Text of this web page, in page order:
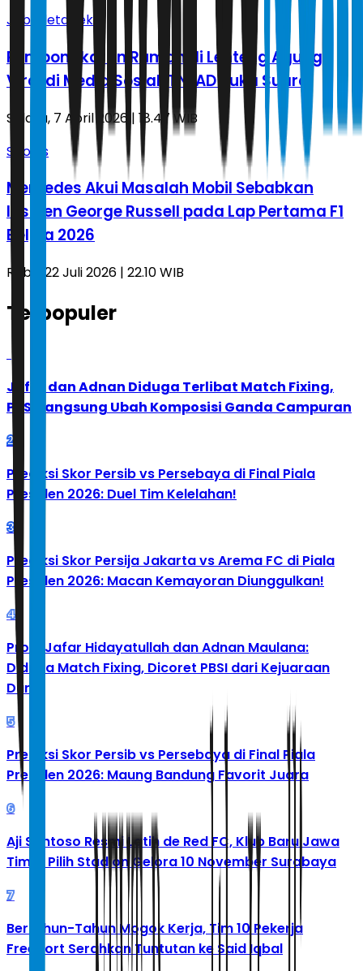
Jabodetabek
Pembongkaran Rumah di Lenteng Agung
Viral di Media Sosial, TNI AD Buka Suara
Selasa, 7 April 2026 | 18.47 WIB
Sports
Mercedes Akui Masalah Mobil Sebabkan
Insiden George Russell pada Lap Pertama F1
Belgia 2026
Rabu, 22 Juli 2026 | 22.10 WIB
Terpopuler
Jafar dan Adnan Diduga Terlibat Match Fixing,
PBSI Langsung Ubah Komposisi Ganda Campuran
2
Prediksi Skor Persib vs Persebaya di Final Piala
Presiden 2026: Duel Tim Kelelahan!
3
Prediksi Skor Persija Jakarta vs Arema FC di Piala
Presiden 2026: Macan Kemayoran Diunggulkan!
4
Profil Jafar Hidayatullah dan Adnan Maulana:
Diduga Match Fixing, Dicoret PBSI dari Kejuaraan
Dunia
5
Prediksi Skor Persib vs Persebaya di Final Piala
Presiden 2026: Maung Bandung Favorit Juara
6
Aji Santoso Resmi Latih de Red FC, Klub Baru Jawa
Timur Pilih Stadion Gelora 10 November Surabaya
7
Bertahun-Tahun Mogok Kerja, Tim 10 Pekerja
Freeport Serahkan Tuntutan ke Said Iqbal